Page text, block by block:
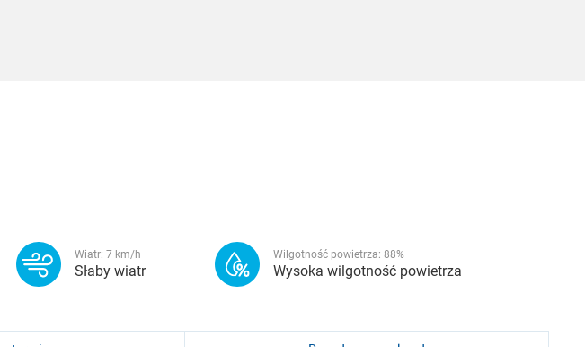
Wiatr: 7 km/h
Słaby wiatr
Wilgotność powietrza: 88%
Wysoka wilgotność powietrza